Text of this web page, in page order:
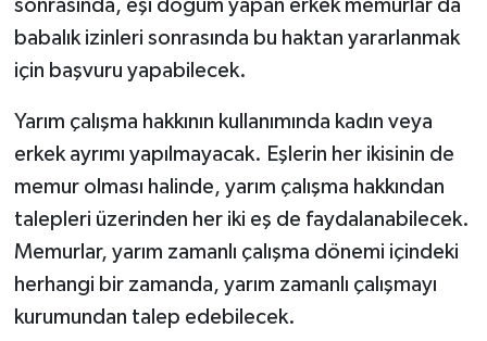
sonrasında, eşi doğum yapan erkek memurlar da
babalık izinleri sonrasında bu haktan yararlanmak
için başvuru yapabilecek.
Yarım çalışma hakkının kullanımında kadın veya
erkek ayrımı yapılmayacak. Eşlerin her ikisinin de
memur olması halinde, yarım çalışma hakkından
talepleri üzerinden her iki eş de faydalanabilecek.
Memurlar, yarım zamanlı çalışma dönemi içindeki
herhangi bir zamanda, yarım zamanlı çalışmayı
kurumundan talep edebilecek.